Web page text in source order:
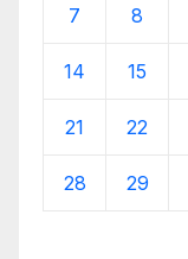
7 8
14 15
21 22
28 29